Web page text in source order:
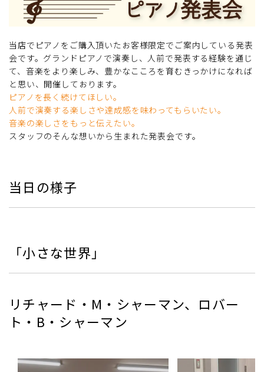
当店でピアノをご購入頂いたお客様限定でご案内している発表
会です。グランドピアノで演奏し、人前で発表する経験を通じ
て、音楽をより楽しみ、豊かなこころを育むきっかけになれば
と思い、開催しております。
ピアノを長く続けてほしい。
人前で演奏する楽しさや達成感を味わってもらいたい。
音楽の楽しさをもっと伝えたい。
スタッフのそんな想いから生まれた発表会です。
当日の様子
「小さな世界」
リチャード・M・シャーマン、ロバー
ト・B・シャーマン